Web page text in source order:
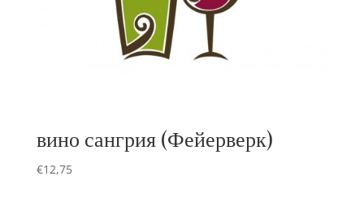
вино сангрия (Фейерверк)
€12,75